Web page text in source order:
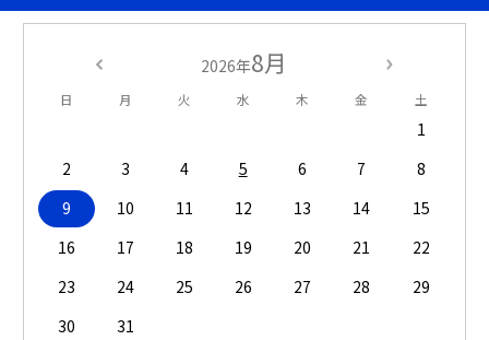
2026年8月
日 月 火 水 木 金 土
1
2
3 4 5 6 7
8
9
10 11 12 13 14
15
16
17 18 19 20 21
22
23
24 25 26 27 28
29
30
31